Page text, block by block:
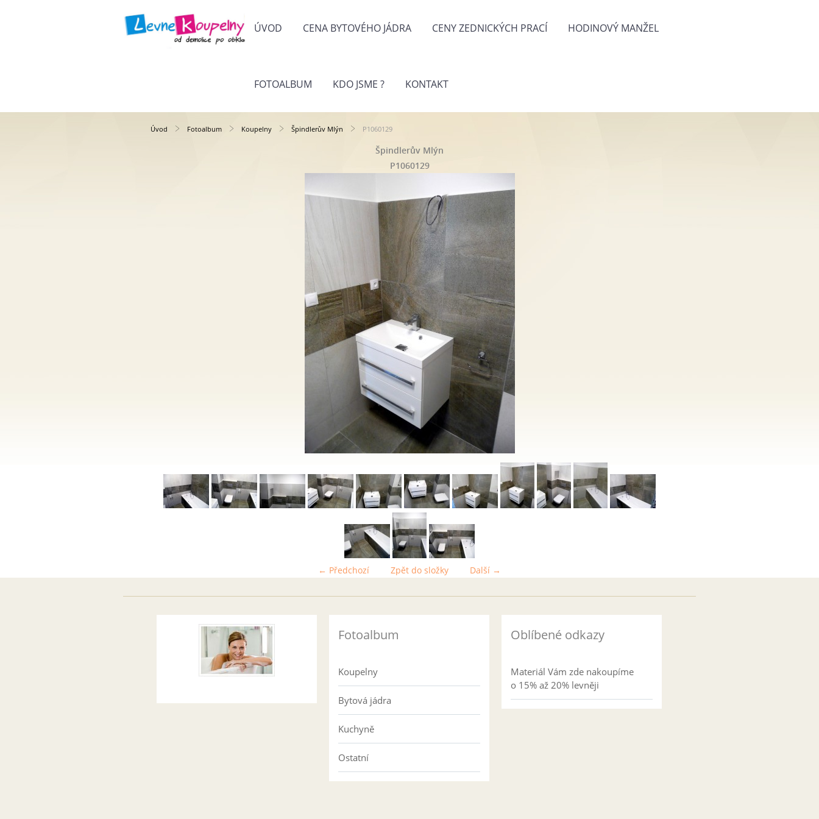
ÚVOD CENA BYTOVÉHO JÁDRA CENY ZEDNICKÝCH PRACÍ HODINOVÝ MANŽEL
FOTOALBUM KDO JSME ? KONTAKT
Úvod Fotoalbum Koupelny Špindlerův Mlýn P1060129
Špindlerův Mlýn
P1060129
← Předchozí Další →
Zpět do složky
Fotoalbum
Koupelny
Bytová jádra
Kuchyně
Ostatní
Oblíbené odkazy
Materiál Vám zde nakoupíme
o 15% až 20% levněji